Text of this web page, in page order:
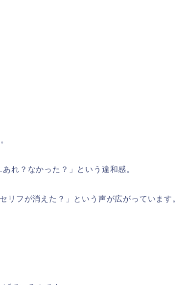
れ？なかった？」という違和感。
リフが消えた？」という声が広がっています。